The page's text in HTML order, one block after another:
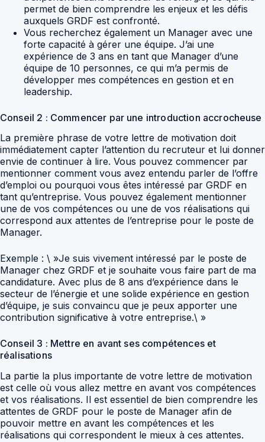
permet de bien comprendre les enjeux et les défis
auxquels GRDF est confronté.
Vous recherchez également un Manager avec une
forte capacité à gérer une équipe. J’ai une
expérience de 3 ans en tant que Manager d’une
équipe de 10 personnes, ce qui m’a permis de
développer mes compétences en gestion et en
leadership.
Conseil 2 : Commencer par une introduction accrocheuse
La première phrase de votre lettre de motivation doit
immédiatement capter l’attention du recruteur et lui donner
envie de continuer à lire. Vous pouvez commencer par
mentionner comment vous avez entendu parler de l’offre
d’emploi ou pourquoi vous êtes intéressé par GRDF en
tant qu’entreprise. Vous pouvez également mentionner
une de vos compétences ou une de vos réalisations qui
correspond aux attentes de l’entreprise pour le poste de
Manager.
Exemple : \ »Je suis vivement intéressé par le poste de
Manager chez GRDF et je souhaite vous faire part de ma
candidature. Avec plus de 8 ans d’expérience dans le
secteur de l’énergie et une solide expérience en gestion
d’équipe, je suis convaincu que je peux apporter une
contribution significative à votre entreprise.\ »
Conseil 3 : Mettre en avant ses compétences et
réalisations
La partie la plus importante de votre lettre de motivation
est celle où vous allez mettre en avant vos compétences
et vos réalisations. Il est essentiel de bien comprendre les
attentes de GRDF pour le poste de Manager afin de
pouvoir mettre en avant les compétences et les
réalisations qui correspondent le mieux à ces attentes.